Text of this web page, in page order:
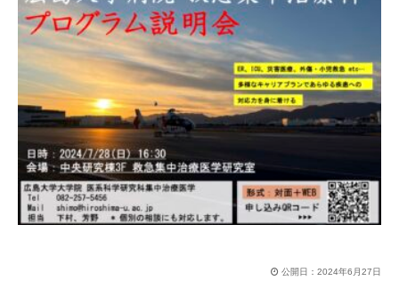
公開日： 2024年6月27日